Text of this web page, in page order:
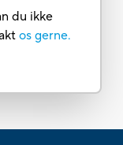
du ikke
os gerne.